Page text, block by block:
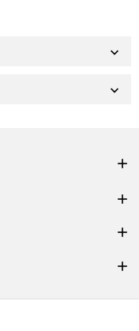





